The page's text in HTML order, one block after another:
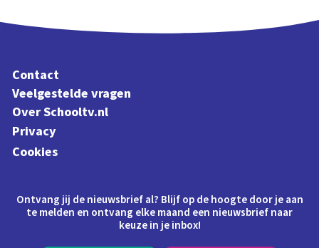
Contact
Veelgestelde vragen
Over Schooltv.nl
Privacy
Cookies
Ontvang jij de nieuwsbrief al? Blijf op de hoogte door je aan
te melden en ontvang elke maand een nieuwsbrief naar
keuze in je inbox!